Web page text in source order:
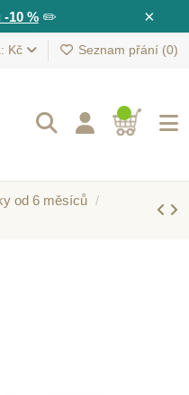
×
10 %✏️
Kč Seznam přání (0)
od 6 měsíců